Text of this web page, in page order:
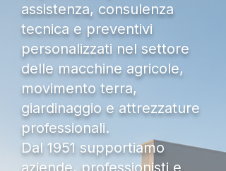
assistenza, consulenza
tecnica e preventivi
personalizzati nel settore
delle macchine agricole,
movimento terra,
giardinaggio e attrezzature
professionali.
Dal 1951 supportiamo
aziende, professionisti e